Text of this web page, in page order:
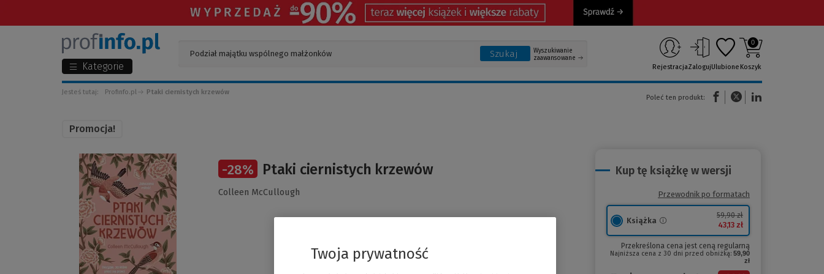
Kategorie
Szukaj
Wyszukiwanie
zaawansowane
RejestracjaZalogujUlubione
0
Koszyk
Jesteś tutaj: Profinfo.pl Ptaki ciernistych krzewów
Poleć ten produkt:
(Nowe okno)(Link do innej strony)
Promocja!
do
strony)
-28% Ptaki ciernistych krzewów
Colleen McCullough
Kup tę książkę w wersji
Przewodnik po formatach
Książka
59,90 zł
43,13 zł
Przekreślona cena jest ceną regularną
Najniższa cena z 30 dni przed obniżką: 59,90
zł
Twoja prywatność